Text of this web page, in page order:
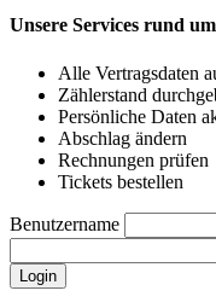
Unsere Services rund
Alle Vertragsdaten
Zählerstand
Persönliche Daten
Abschlag ändern
Rechnungen prüfen
Tickets bestellen
Benutzername
Login